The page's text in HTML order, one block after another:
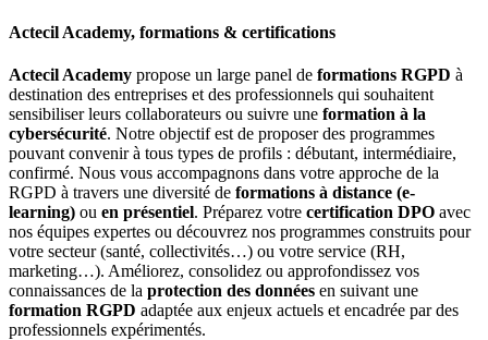
Actecil Academy, formations & certifications
Actecil Academy propose un large panel de formations RGPD à
destination des entreprises et des professionnels qui souhaitent
sensibiliser leurs collaborateurs ou suivre une formation à la
cybersécurité. Notre objectif est de proposer des programmes
pouvant convenir à tous types de profils : débutant, intermédiaire,
confirmé. Nous vous accompagnons dans votre approche de la
RGPD à travers une diversité de formations à distance (e-
learning) ou en présentiel. Préparez votre certification DPO avec
nos équipes expertes ou découvrez nos programmes construits pour
votre secteur (santé, collectivités…) ou votre service (RH,
marketing…). Améliorez, consolidez ou approfondissez vos
connaissances de la protection des données en suivant une
formation RGPD adaptée aux enjeux actuels et encadrée par des
professionnels expérimentés.